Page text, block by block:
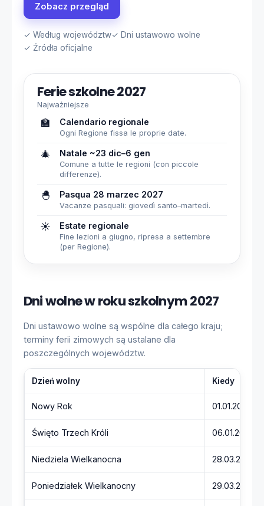
Zobacz przegląd
✓ Według województw✓ Dni ustawowo wolne
✓ Źródła oficjalne
Ferie szkolne 2027
Najważniejsze
🏫 Calendario regionale
Ogni Regione fissa le proprie date.
🎄 Natale ~23 dic–6 gen
Comune a tutte le regioni (con piccole
differenze).
🐣 Pasqua 28 marzec 2027
Vacanze pasquali: giovedì santo–martedì.
☀️ Estate regionale
Fine lezioni a giugno, ripresa a settembre
(per Regione).
Dni wolne w roku szkolnym 2027
Dni ustawowo wolne są wspólne dla całego kraju;
terminy ferii zimowych są ustalane dla
poszczególnych województw.
Dzień wolny Kiedy
Nowy Rok 01.01.2027
Święto Trzech Króli 06.01.2027
Niedziela Wielkanocna 28.03.2027
Poniedziałek Wielkanocny 29.03.2027